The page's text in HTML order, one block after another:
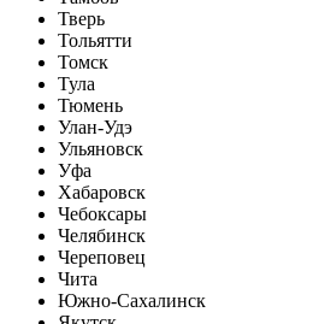
Тверь
Тольятти
Томск
Тула
Тюмень
Улан-Удэ
Ульяновск
Уфа
Хабаровск
Чебоксары
Челябинск
Череповец
Чита
Южно-Сахалинск